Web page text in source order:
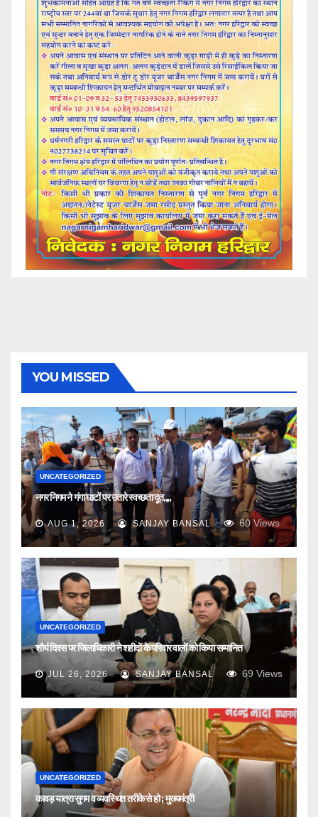
YOU MISSED
UNCATEGORIZED
नगर निगम ने गंगा घाटों पर उतारे स्वच्छता दूत,,,,
AUG 1, 2026 SANJAY BANSAL 60Views
UNCATEGORIZED
शौर्य दिवस पर जिलाधिकारी ने शहीदों के परिवार वालों को किया सम्मानित
JUL 26, 2026 SANJAY BANSAL 69 Views
UNCATEGORIZED
कावड़ यात्रा सुगम व व्यवस्थित तरीके से हो ; मुख्यमंत्री